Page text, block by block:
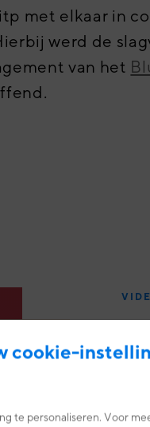
met elkaar in
werd de
van het
de
cookie-
te personaliseren. Voor